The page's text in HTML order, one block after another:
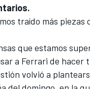
traído más
que estamos
a Ferrari de hacer
volvió a